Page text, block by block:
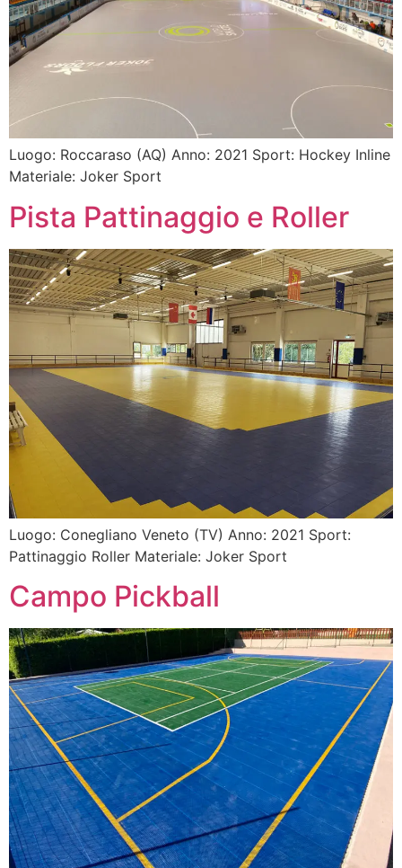
Luogo: Roccaraso (AQ) Anno: 2021 Sport: Hockey Inline
Materiale: Joker Sport
Pista Pattinaggio e Roller
Luogo: Conegliano Veneto (TV) Anno: 2021 Sport:
Pattinaggio Roller Materiale: Joker Sport
Campo Pickball